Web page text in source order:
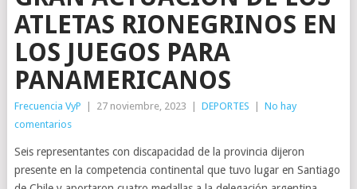
ATLETAS RIONEGRINOS EN
LOS JUEGOS PARA
PANAMERICANOS
Frecuencia VyP 27 noviembre, 2023 DEPORTES
No hay
comentarios
Seis representantes con discapacidad de la provincia dijeron
presente en la competencia continental que tuvo lugar en Santiago